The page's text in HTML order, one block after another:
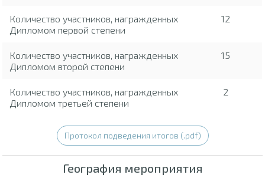
Количество участников, награжденных
Дипломом первой степени
12
Количество участников, награжденных
Дипломом второй степени
15
Количество участников, награжденных
Дипломом третьей степени
2
Протокол подведения итогов (.pdf)
География мероприятия